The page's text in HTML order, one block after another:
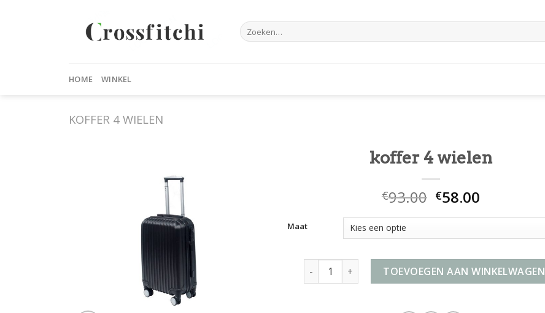
Zoeken
naar:
HOME WINKEL
KOFFER 4 WIELEN
koffer 4 wielen
€93.00 €58.00
Maat
koffer 4 wielen aantalTOEVOEGEN AAN WINKELWAGEN